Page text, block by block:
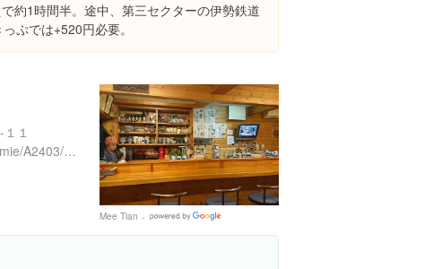
約1時間半。途中、第三セクターの伊勢鉄道
ぷでは+520円必要。
１
https://tabelog.com/mie/A2403/A240301/24008232/
Mee Tian
Places